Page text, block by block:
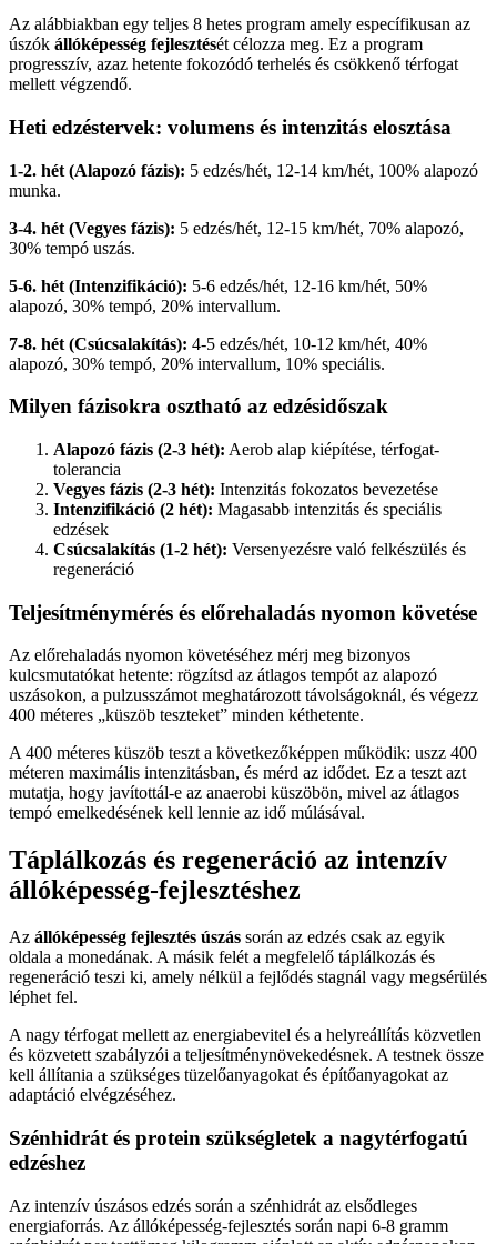
Az alábbiakban egy teljes 8 hetes program amely específikusan az
úszók állóképesség fejlesztését célozza meg. Ez a program
progresszív, azaz hetente fokozódó terhelés és csökkenő térfogat
mellett végzendő.
Heti edzéstervek: volumens és intenzitás elosztása
1-2. hét (Alapozó fázis): 5 edzés/hét, 12-14 km/hét, 100% alapozó
munka.
3-4. hét (Vegyes fázis): 5 edzés/hét, 12-15 km/hét, 70% alapozó,
30% tempó uszás.
5-6. hét (Intenzifikáció): 5-6 edzés/hét, 12-16 km/hét, 50%
alapozó, 30% tempó, 20% intervallum.
7-8. hét (Csúcsalakítás): 4-5 edzés/hét, 10-12 km/hét, 40%
alapozó, 30% tempó, 20% intervallum, 10% speciális.
Milyen fázisokra osztható az edzésidőszak
Alapozó fázis (2-3 hét): Aerob alap kiépítése, térfogat-
tolerancia
Vegyes fázis (2-3 hét): Intenzitás fokozatos bevezetése
Intenzifikáció (2 hét): Magasabb intenzitás és speciális
edzések
Csúcsalakítás (1-2 hét): Versenyezésre való felkészülés és
regeneráció
Teljesítménymérés és előrehaladás nyomon követése
Az előrehaladás nyomon követéséhez mérj meg bizonyos
kulcsmutatókat hetente: rögzítsd az átlagos tempót az alapozó
uszásokon, a pulzusszámot meghatározott távolságoknál, és végezz
400 méteres „küszöb teszteket” minden kéthetente.
A 400 méteres küszöb teszt a következőképpen működik: uszz 400
méteren maximális intenzitásban, és mérd az idődet. Ez a teszt azt
mutatja, hogy javítottál-e az anaerobi küszöbön, mivel az átlagos
tempó emelkedésének kell lennie az idő múlásával.
Táplálkozás és regeneráció az intenzív
állóképesség-fejlesztéshez
Az állóképesség fejlesztés úszás során az edzés csak az egyik
oldala a monedának. A másik felét a megfelelő táplálkozás és
regeneráció teszi ki, amely nélkül a fejlődés stagnál vagy megsérülés
léphet fel.
A nagy térfogat mellett az energiabevitel és a helyreállítás közvetlen
és közvetett szabályzói a teljesítménynövekedésnek. A testnek össze
kell állítania a szükséges tüzelőanyagokat és építőanyagokat az
adaptáció elvégzéséhez.
Szénhidrát és protein szükségletek a nagytérfogatú
edzéshez
Az intenzív úszásos edzés során a szénhidrát az elsődleges
energiaforrás. Az állóképesség-fejlesztés során napi 6-8 gramm